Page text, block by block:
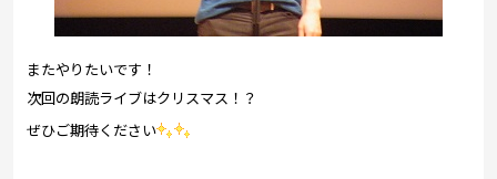
またやりたいです！
次回の朗読ライブはクリスマス！？
ぜひご期待ください